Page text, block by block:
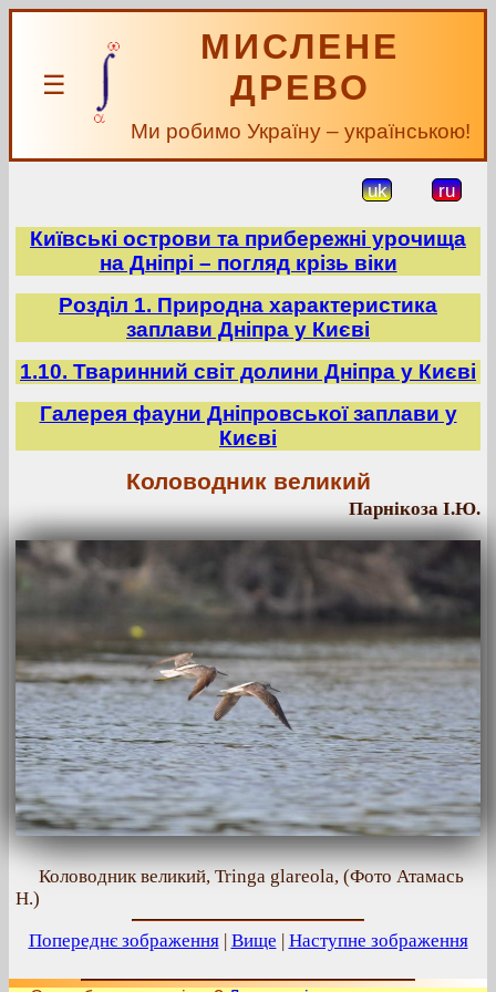
☰
МИСЛЕНЕ
ДРЕВО
Ми робимо Україну – українською!
uk ru
Київські острови та прибережні урочища
на Дніпрі – погляд крізь віки
Розділ 1. Природна характеристика
заплави Дніпра у Києві
1.10. Тваринний світ долини Дніпра у Києві
Галерея фауни Дніпровської заплави у
Києві
Коловодник великий
Парнікоза І.Ю.
Коловодник великий, Tringa glareola, (Фото Атамась
Н.)
Попереднє зображення| Вище | Наступне зображення